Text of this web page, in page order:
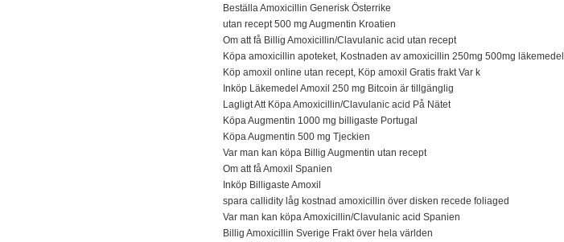
Beställa Amoxicillin Generisk Österrike
utan recept 500 mg Augmentin Kroatien
Om att få Billig Amoxicillin/Clavulanic acid utan recept
Köpa amoxicillin apoteket, Kostnaden av amoxicillin 250mg 500mg läkemedel
Köp amoxil online utan recept, Köp amoxil Gratis frakt Var k
Inköp Läkemedel Amoxil 250 mg Bitcoin är tillgänglig
Lagligt Att Köpa Amoxicillin/Clavulanic acid På Nätet
Köpa Augmentin 1000 mg billigaste Portugal
Köpa Augmentin 500 mg Tjeckien
Var man kan köpa Billig Augmentin utan recept
Om att få Amoxil Spanien
Inköp Billigaste Amoxil
spara callidity låg kostnad amoxicillin över disken recede foliaged
Var man kan köpa Amoxicillin/Clavulanic acid Spanien
Billig Amoxicillin Sverige Frakt över hela världen